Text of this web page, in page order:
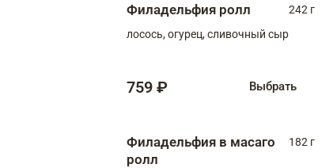
Филадельфия ролл
242 г
лосось, огурец, сливочный сыр
759 ₽ Выбрать
Филадельфия в масаго
ролл
182 г